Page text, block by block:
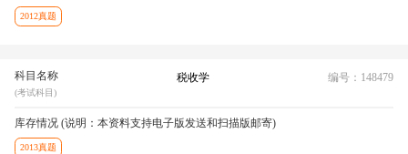
2012真题
科目名称
(考试科目)
税收学 编号：148479
库存情况 (说明：本资料支持电子版发送和扫描版邮寄)
2013真题